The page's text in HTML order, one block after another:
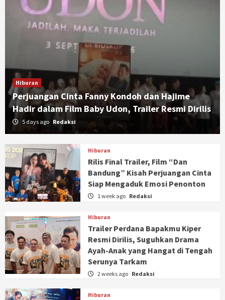
Hiburan
Perjuangan Cinta Fanny Kondoh dan Hajime
Hadir dalam Film Baby Udon, Trailer Resmi Dirilis
5 days ago Redaksi
Hiburan
Rilis Final Trailer, Film “Dan
Bandung” Kisah Perjuangan Cinta
Siap Mengaduk Emosi Penonton
1 week ago Redaksi
Hiburan
Trailer Perdana Bapakmu Kiper
Resmi Dirilis, Suguhkan Drama
Ayah-Anak yang Hangat di Tengah
Serunya Tarkam
2 weeks ago Redaksi
Hiburan